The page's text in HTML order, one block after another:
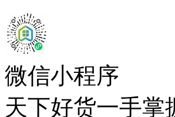
微信小程序
天下好货一手掌